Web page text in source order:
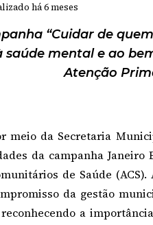
há 6 meses
“Cuidar de
mental e ao
Atenção
meio da Secretaria
da campanha Janeiro
de Saúde
da gestão
a